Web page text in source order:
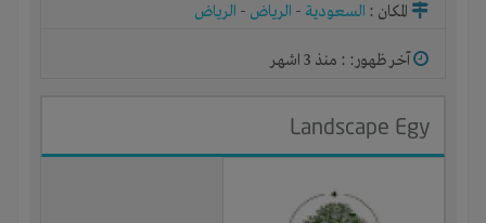
المكان : السعودية - الرياض - الرياض
آخر ظهور: : منذ 3 اشهر
Landscape Egy